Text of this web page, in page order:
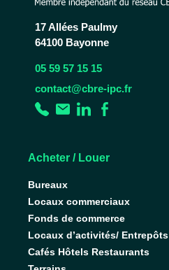
17 Allées Paulmy
64100 Bayonne
05 59 57 15 15
contact@cbre-ipc.fr
Acheter / Louer
Bureaux
Locaux commerciaux
Fonds de commerce
Locaux d’activités/ Entrepôts
Cafés Hôtels Restaurants